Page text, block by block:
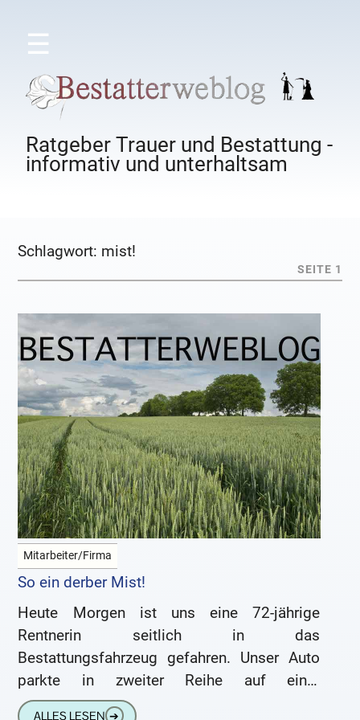
☰
Ratgeber Trauer und Bestattung -
informativ und unterhaltsam
Schlagwort: mist!
SEITE 1
Mitarbeiter/Firma
So ein derber Mist!
Heute Morgen ist uns eine 72-jährige
Rentnerin seitlich in das
Bestattungsfahrzeug gefahren. Unser Auto
parkte in zweiter Reihe auf einer
zweispurigen Straße. Heckklappe geöffnet,
ALLES LESEN ➔